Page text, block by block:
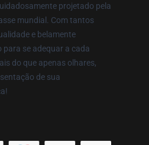
projetado pela
mundial. Com tantos
e belamente
para se adequar a cada
do que apenas olhares,
de sua